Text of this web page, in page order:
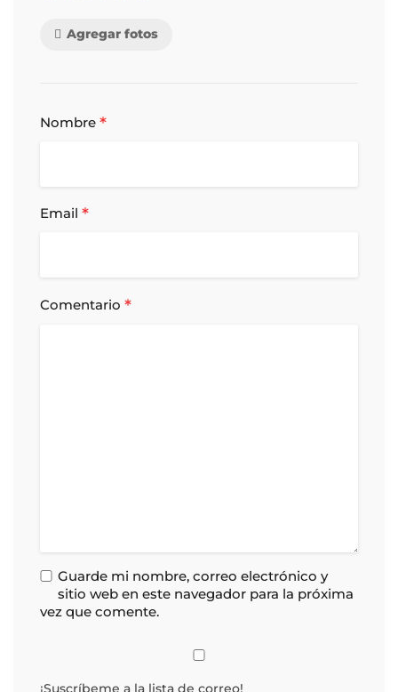
Agregar fotos
Nombre *
Email *
Comentario *
Guarde mi nombre, correo electrónico y
sitio web en este navegador para la próxima
vez que comente.
¡Suscríbeme a la lista de correo!